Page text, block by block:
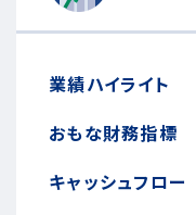
業績ハイライト
おもな財務指標
キャッシュフロー